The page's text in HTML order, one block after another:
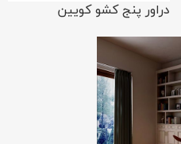
دراور پنج کشو کویین